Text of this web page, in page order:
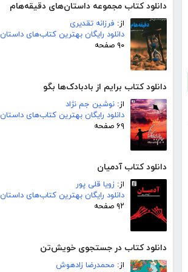
دانلود کتاب مجموعه داستان‌های دقیقه‌هام
از: فرزانه تقدیری
دانلود رایگان بهترین کتاب‌های داستان
۹۰ صفحه
دانلود کتاب برایم از بادبادک‌ها بگو
از: نوشین جم نژاد
دانلود رایگان بهترین کتاب‌های داستان
۶۹ صفحه
دانلود کتاب آدمیان
از: زویا قلی پور
دانلود رایگان بهترین کتاب‌های داستان
۹۲ صفحه
دانلود کتاب در جستجوی خویش‌تن
از: محمدرضا زادهوش